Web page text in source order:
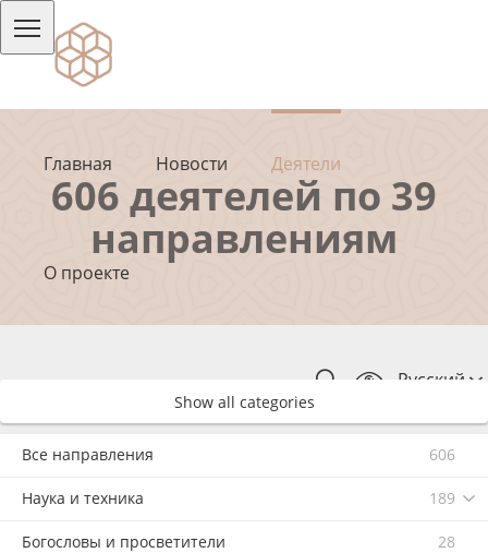
Главная Новости Деятели
О проекте
Русский
606 деятелей по 39
направлениям
Show all categories
Все направления 606
Наука и техника 189
Богословы и просветители 28